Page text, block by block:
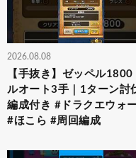
2026.08.08
【手抜き】ゼッペル1800
ルオート3手｜1ターン討
編成付き #ドラクエウォ
#ほこら #周回編成